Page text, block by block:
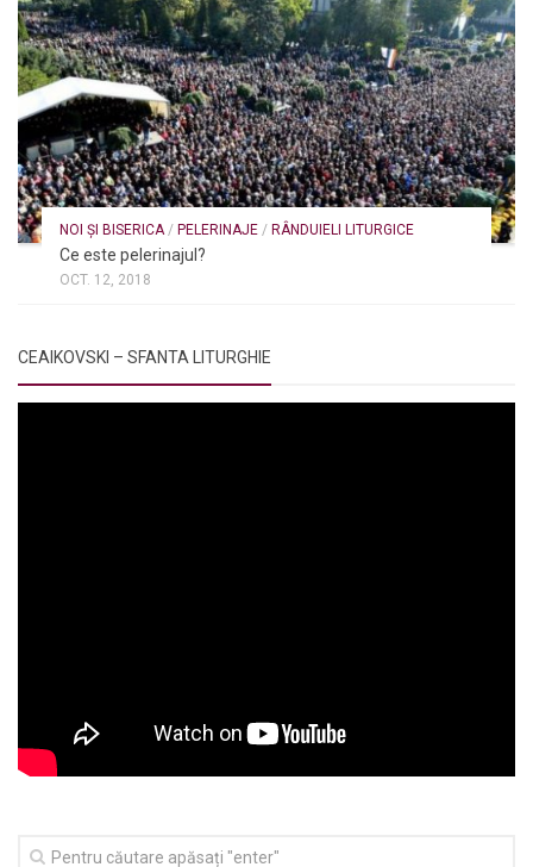
NOI ȘI BISERICA / PELERINAJE / RÂNDUIELI LITURGICE
Ce este pelerinajul?
OCT. 12, 2018
CEAIKOVSKI – SFANTA LITURGHIE